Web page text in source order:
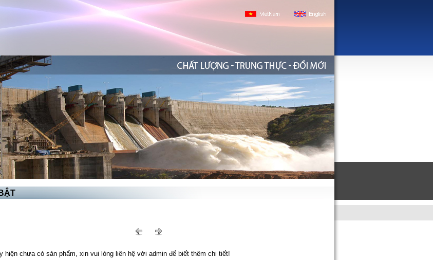
hiện chưa có sản phẩm, xin vui lòng liên hệ với admin để biết thêm chi tiết!